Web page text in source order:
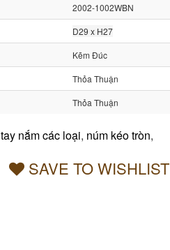
2002-1002WBN
D29 x H27
Kẽm Đúc
Thỏa Thuận
Thỏa Thuận
tay nắm các loại, núm kéo tròn,
SAVE TO WISHLIST